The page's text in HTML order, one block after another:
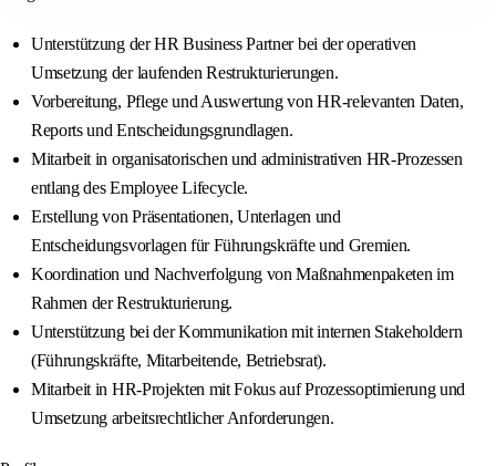
Unterstützung der HR Business Partner bei der operativen
Umsetzung der laufenden Restrukturierungen.
Vorbereitung, Pflege und Auswertung von HR-relevanten Daten,
Reports und Entscheidungsgrundlagen.
Mitarbeit in organisatorischen und administrativen HR-Prozessen
entlang des Employee Lifecycle.
Erstellung von Präsentationen, Unterlagen und
Entscheidungsvorlagen für Führungskräfte und Gremien.
Koordination und Nachverfolgung von Maßnahmenpaketen im
Rahmen der Restrukturierung.
Unterstützung bei der Kommunikation mit internen Stakeholdern
(Führungskräfte, Mitarbeitende, Betriebsrat).
Mitarbeit in HR-Projekten mit Fokus auf Prozessoptimierung und
Umsetzung arbeitsrechtlicher Anforderungen.